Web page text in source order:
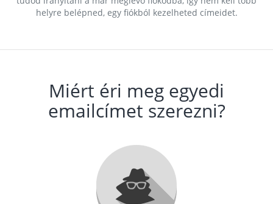
helyre belépned, egy fiókból kezelheted címeidet.
Miért éri meg egyedi
emailcímet szerezni?